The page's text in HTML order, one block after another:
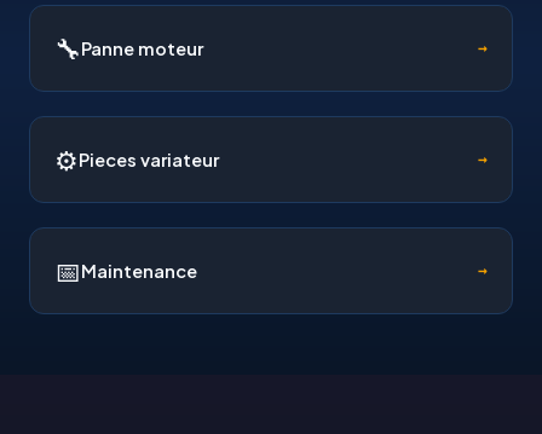
🔧Panne moteur →
⚙Pieces variateur →
📅Maintenance →